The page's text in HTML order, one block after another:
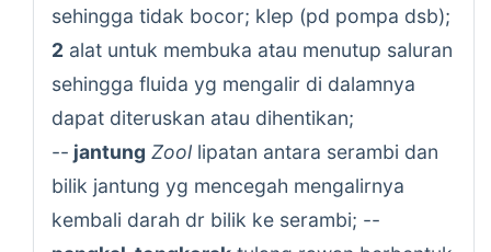
sehingga tidak bocor; klep (pd pompa dsb);
2 alat untuk membuka atau menutup saluran
sehingga fluida yg mengalir di dalamnya
dapat diteruskan atau dihentikan;
-- jantung Zool lipatan antara serambi dan
bilik jantung yg mencegah mengalirnya
kembali darah dr bilik ke serambi; --